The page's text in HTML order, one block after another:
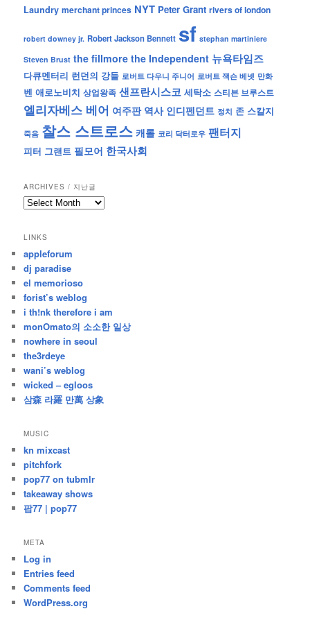
Laundry merchant princes NYT Peter Grant rivers of london
robert downey jr. Robert Jackson Bennett sf stephan martiniere
Steven Brust the fillmore the Independent 뉴욕타임즈
다큐멘터리 런던의 강들 로버트 다우니 주니어 로버트 잭슨 베넷 만화
벤 애로노비치 상업왕족 샌프란시스코 세탁소 스티븐 브루스트
엘리자베스 베어 여주판 역사 인디펜던트 정치 존 스칼지
죽음 찰스 스트로스 캐롤 코리 닥터로우 팬터지
피터 그랜트 필모어 한국사회
ARCHIVES / 지난글
archives
난
글
LINKS
appleforum
dj paradise
el memorioso
forist’s weblog
i th!nk therefore i am
monOmato의 소소한 일상
nowhere in seoul
the3rdeye
wani’s weblog
wicked – egloos
삼森 라羅 만萬 상象
MUSIC
kn mixcast
pitchfork
pop77 on tubmlr
takeaway shows
팝77 | pop77
META
Log in
Entries feed
Comments feed
WordPress.org